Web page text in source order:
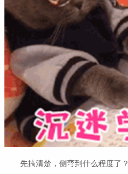
先搞清楚，侧弯到什么程度了？